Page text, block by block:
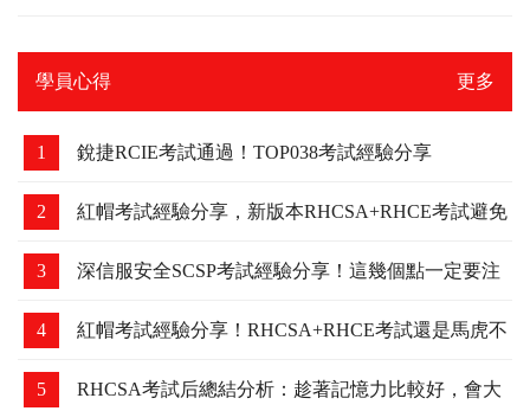
學員心得 更多
1 銳捷RCIE考試通過！TOP038考試經驗分享
2 紅帽考試經驗分享，新版本RHCSA+RHCE考試避免
踩坑
3 深信服安全SCSP考試經驗分享！這幾個點一定要注
意，我差點吃了虧！
4 紅帽考試經驗分享！RHCSA+RHCE考試還是馬虎不
得，細節要注意下！
5 RHCSA考試后總結分析：趁著記憶力比較好，會大